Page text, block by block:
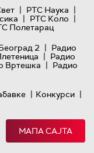
| РТС Наука |
| РТС Коло |
Полетарац
2 | Радио
| Радио
Вртешка | Радио
| Конкурси |
МАПА САЈТА